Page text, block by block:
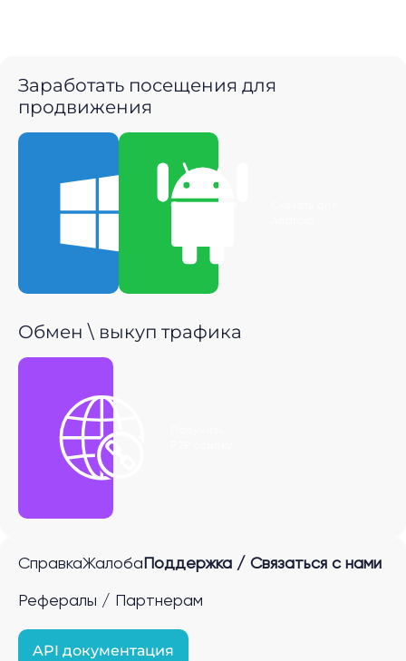
Заработать посещения для
продвижения
Скачать для
Обмен \ выкуп трафика
СправкаЖалоба Поддержка / Связаться с нами
Рефералы / Партнерам
API документация